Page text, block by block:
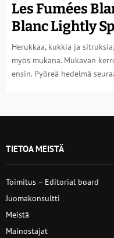
Les Fumées
Blanc Lightly
Herukkaa, kukkia ja
myös mukana. Mukavan
ensin. Pyöreä hedelmä
TIETOA MEISTÄ
Toimitus – Editorial board
Juomakonsultti
Meistä
Mainostajat